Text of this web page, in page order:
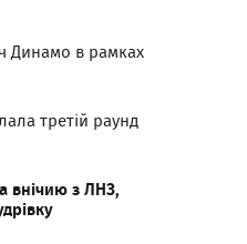
Динамо в рамках
третій раунд
внічию з ЛНЗ,